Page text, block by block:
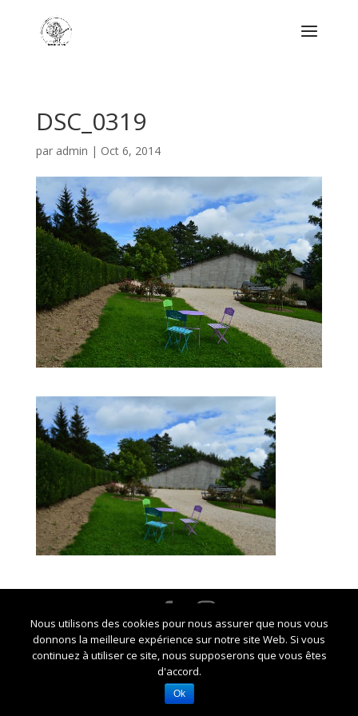
DSC_0319
par admin | Oct 6, 2014
Crédits Marie-Noelle CHAUZY -Mentions légales et
RGPD
Nous utilisons des cookies pour nous assurer que nous vous
donnons la meilleure expérience sur notre site Web. Si vous
continuez à utiliser ce site, nous supposerons que vous êtes
d'accord.
Ok